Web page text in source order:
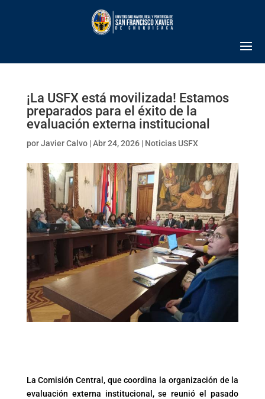
¡La USFX está movilizada! Estamos
preparados para el éxito de la
evaluación externa institucional
porJavier Calvo|Abr 24, 2026| Noticias USFX
La Comisión Central, que coordina la organización de la
evaluación externa institucional, se reunió el pasado